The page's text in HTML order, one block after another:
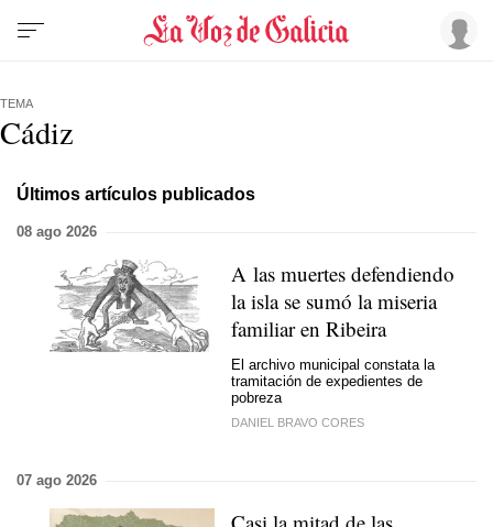
TEMA
Cádiz
Últimos artículos publicados
08 ago 2026
A las muertes defendiendo
la isla se sumó la miseria
familiar en Ribeira
El archivo municipal constata la
tramitación de expedientes de
pobreza
DANIEL BRAVO CORES
07 ago 2026